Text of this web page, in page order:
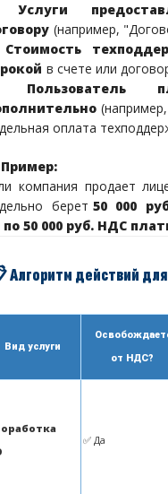
Услуги
(например,
Стоимость
в счете или
Пользователь
оплата
Пример:
компания продает
берет 50 000
по 50 000 руб. НДС
Алгоритм действий для
Вид услуги
от НДС?
✅ Да